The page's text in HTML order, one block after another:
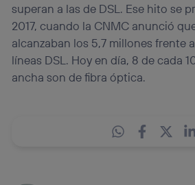
superan a las de DSL. Ese hito se
2017, cuando la CNMC anunció
alcanzaban los 5,7 millones frente
líneas DSL. Hoy en día, 8 de cada
ancha son de fibra óptica.